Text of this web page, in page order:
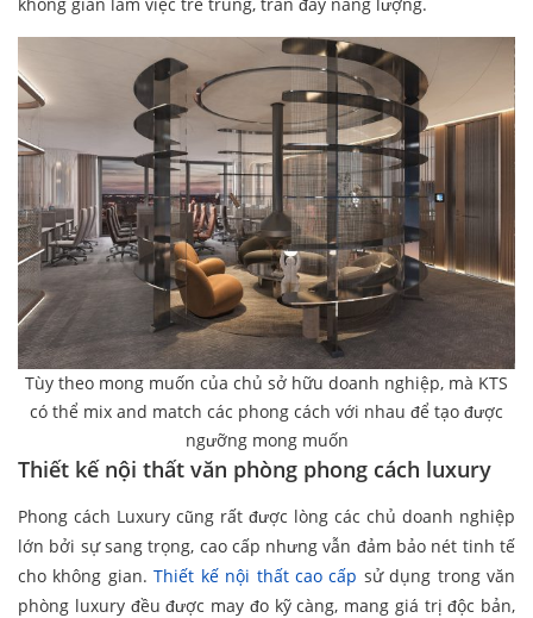
Tùy theo mong muốn của chủ sở hữu doanh nghiệp, mà KTS
có thể mix and match các phong cách với nhau để tạo được
ngưỡng mong muốn
Thiết kế nội thất văn phòng phong cách luxury
Phong cách Luxury cũng rất được lòng các chủ doanh nghiệp
lớn bởi sự sang trọng, cao cấp nhưng vẫn đảm bảo nét tinh tế
cho không gian.Thiết kế nội thất cao cấp sử dụng trong văn
phòng luxury đều được may đo kỹ càng, mang giá trị độc bản,